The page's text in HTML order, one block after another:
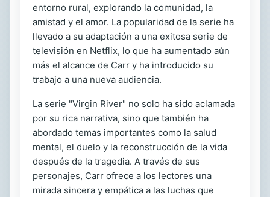
entorno rural, explorando la comunidad, la
amistad y el amor. La popularidad de la serie ha
llevado a su adaptación a una exitosa serie de
televisión en Netflix, lo que ha aumentado aún
más el alcance de Carr y ha introducido su
trabajo a una nueva audiencia.
La serie "Virgin River" no solo ha sido aclamada
por su rica narrativa, sino que también ha
abordado temas importantes como la salud
mental, el duelo y la reconstrucción de la vida
después de la tragedia. A través de sus
personajes, Carr ofrece a los lectores una
mirada sincera y empática a las luchas que